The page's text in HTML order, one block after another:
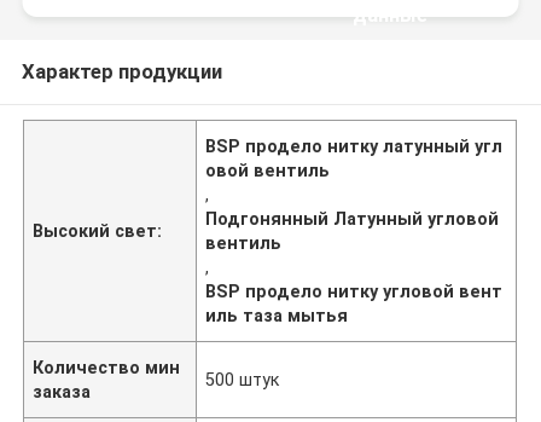
данные
Характер продукции
Высокий свет:
BSP продело нитку латунный угл
овой вентиль
,
Подгонянный Латунный угловой
вентиль
,
BSP продело нитку угловой вент
иль таза мытья
Количество мин
заказа
500 штук